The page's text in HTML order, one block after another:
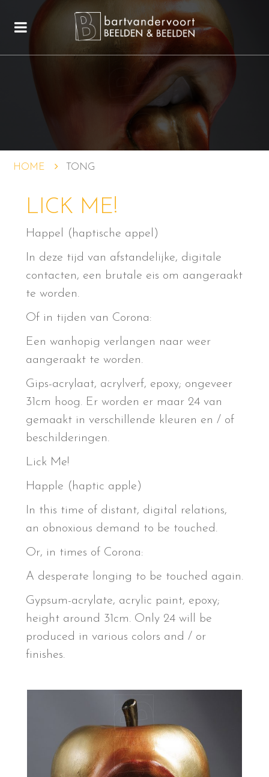
HOME TONG
LICK ME!
Happel (haptische appel)
In deze tijd van afstandelijke, digitale
contacten, een brutale eis om aangeraakt
te worden.
Of in tijden van Corona:
Een wanhopig verlangen naar weer
aangeraakt te worden.
Gips-acrylaat, acrylverf, epoxy; ongeveer
31cm hoog. Er worden er maar 24 van
gemaakt in verschillende kleuren en / of
beschilderingen.
Lick Me!
Happle (haptic apple)
In this time of distant, digital relations,
an obnoxious demand to be touched.
Or, in times of Corona:
A desperate longing to be touched again.
Gypsum-acrylate, acrylic paint, epoxy;
height around 31cm. Only 24 will be
produced in various colors and / or
finishes.